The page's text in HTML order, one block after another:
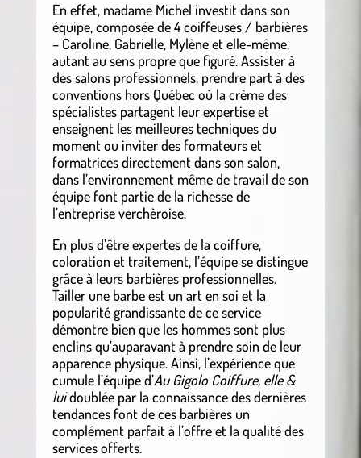
En effet, madame Michel investit dans son
équipe, composée de 4 coiffeuses / barbières
– Caroline, Gabrielle, Mylène et elle-même,
autant au sens propre que figuré. Assister à
des salons professionnels, prendre part à des
conventions hors Québec où la crème des
spécialistes partagent leur expertise et
enseignent les meilleures techniques du
moment ou inviter des formateurs et
formatrices directement dans son salon,
dans l’environnement même de travail de son
équipe font partie de la richesse de
l’entreprise verchèroise.
En plus d’être expertes de la coiffure,
coloration et traitement, l’équipe se distingue
grâce à leurs barbières professionnelles.
Tailler une barbe est un art en soi et la
popularité grandissante de ce service
démontre bien que les hommes sont plus
enclins qu’auparavant à prendre soin de leur
apparence physique. Ainsi, l’expérience que
cumule l’équipe d’Au Gigolo Coiffure, elle &
luidoublée par la connaissance des dernières
tendances font de ces barbières un
complément parfait à l’offre et la qualité des
services offerts.